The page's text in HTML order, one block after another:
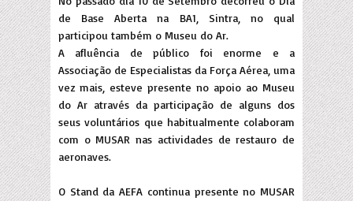
de Base Aberta na BA1, Sintra, no qual
participou também o Museu do Ar.
A afluência de público foi enorme e a
Associação de Especialistas da Força Aérea, uma
vez mais, esteve presente no apoio ao Museu
do Ar através da participação de alguns dos
seus voluntários que habitualmente colaboram
com o MUSAR nas actividades de restauro de
aeronaves.
O Stand da AEFA continua presente no MUSAR